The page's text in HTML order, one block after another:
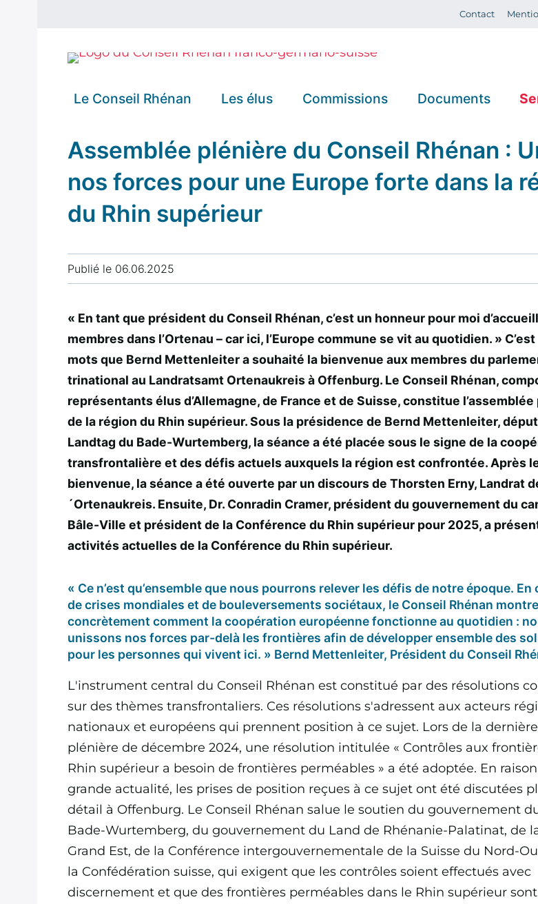
Contact
Le Conseil Rhénan
Missions et
fonctionnement
Rôle au sein de
dans le Rhin
Supérieur
Territoire et
création
Partenaires
Convention de
création
intérieur
Les élus
Présidence
Bureau
Bade-
Wurtemberg
Delegation
Alsace
Délégation
Suisse du
Nord-Ouest
Delegation
Rhénanie-
Palatinat
Commissions
Économie -
Marché du
travail - Santé
du territoire -
évolution des
populations
Agriculture -
Environnement
- Climat -
Energie
Culture -
Jeunesse -
Formation -
Documents
Résolutions
Prises de
Procès-
verbaux
Courriers
Rapports
d'activité
Priorités
thématiques
Assemblée plénière du Conseil Rhénan :
nos forces pour une Europe forte dans la
du Rhin supérieur
Publié le 06.06.2025
« En tant que président du Conseil Rhénan, c’est un honneur pour moi
membres dans l’Ortenau – car ici, l’Europe commune se vit au quotidien. »
mots que Bernd Mettenleiter a souhaité la bienvenue aux membres du
trinational au Landratsamt Ortenaukreis à Offenburg. Le Conseil Rhénan,
représentants élus d’Allemagne, de France et de Suisse, constitue
de la région du Rhin supérieur. Sous la présidence de Bernd Mettenleiter,
Landtag du Bade-Wurtemberg, la séance a été placée sous le signe de la
transfrontalière et des défis actuels auxquels la région est confrontée. Après
bienvenue, la séance a été ouverte par un discours de Thorsten Erny, Landrat
´Ortenaukreis. Ensuite, Dr. Conradin Cramer, président du gouvernement du
Bâle-Ville et président de la Conférence du Rhin supérieur pour 2025, a
activités actuelles de la Conférence du Rhin supérieur.
« Ce n’est qu’ensemble que nous pourrons relever les défis de notre époque. En
de crises mondiales et de bouleversements sociétaux, le Conseil Rhénan montre
concrètement comment la coopération européenne fonctionne au quotidien :
unissons nos forces par-delà les frontières afin de développer ensemble des
pour les personnes qui vivent ici. » Bernd Mettenleiter, Président du Conseil
L'instrument central du Conseil Rhénan est constitué par des résolutions
sur des thèmes transfrontaliers. Ces résolutions s'adressent aux acteurs
nationaux et européens qui prennent position à ce sujet. Lors de la
plénière de décembre 2024, une résolution intitulée « Contrôles aux
Rhin supérieur a besoin de frontières perméables » a été adoptée. En
grande actualité, les prises de position reçues à ce sujet ont été discutées
détail à Offenburg. Le Conseil Rhénan salue le soutien du gouvernement
Bade-Wurtemberg, du gouvernement du Land de Rhénanie-Palatinat, de
Grand Est, de la Conférence intergouvernementale de la Suisse du Nord-
la Confédération suisse, qui exigent que les contrôles soient effectués avec
discernement et que des frontières perméables dans le Rhin supérieur sont